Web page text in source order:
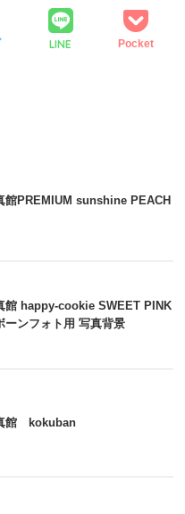
LINE Pocket
館PREMIUM sunshine PEACH
館 happy-cookie SWEET PINK
ーンフォト用 写真背景
館 kokuban